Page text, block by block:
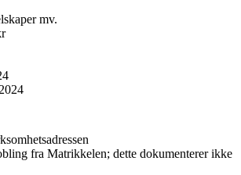
mv.
fra Matrikkelen; dette dokumenterer ikke